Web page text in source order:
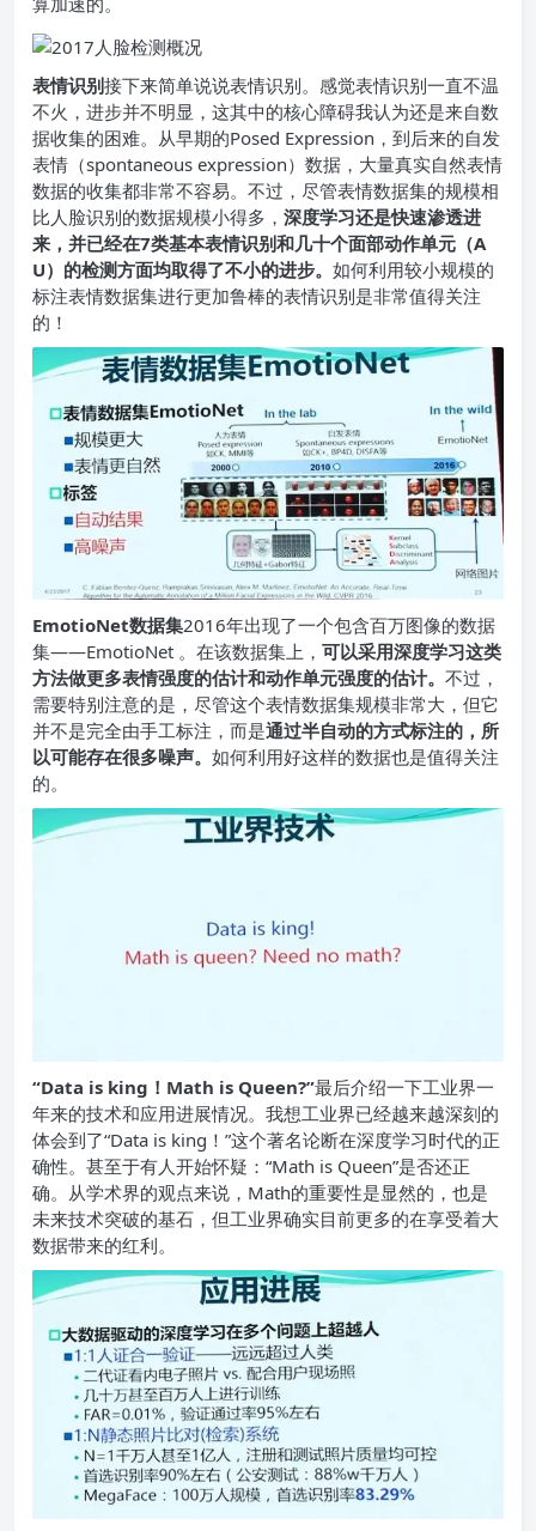
表情识别接下来简单说说表情识别。感觉表情识别一直不温
不火，进步并不明显，这其中的核心障碍我认为还是来自数
据收集的困难。从早期的Posed Expression，到后来的自发
表情（spontaneous expression）数据，大量真实自然表情
数据的收集都非常不容易。不过，尽管表情数据集的规模相
比人脸识别的数据规模小得多， 深度学习还是快速渗透进
来，并已经在7类基本表情识别和几十个面部动作单元（A
U）的检测方面均取得了不小的进步。 如何利用较小规模的
标注表情数据集进行更加鲁棒的表情识别是非常值得关注
的！
EmotioNet数据集2016年出现了一个包含百万图像的数据
集——EmotioNet 。在该数据集上， 可以采用深度学习这类
方法做更多表情强度的估计和动作单元强度的估计。 不过，
需要特别注意的是，尽管这个表情数据集规模非常大，但它
并不是完全由手工标注，而是通过半自动的方式标注的 ，所
以可能存在很多噪声。 如何利用好这样的数据也是值得关注
的。
“Data is king！Math is Queen?”最后介绍一下工业界一
年来的技术和应用进展情况。我想工业界已经越来越深刻的
体会到了“Data is king！”这个著名论断在深度学习时代的正
确性。甚至于有人开始怀疑：“Math is Queen”是否还正
确。从学术界的观点来说，Math的重要性是显然的，也是
未来技术突破的基石，但工业界确实目前更多的在享受着大
数据带来的红利。